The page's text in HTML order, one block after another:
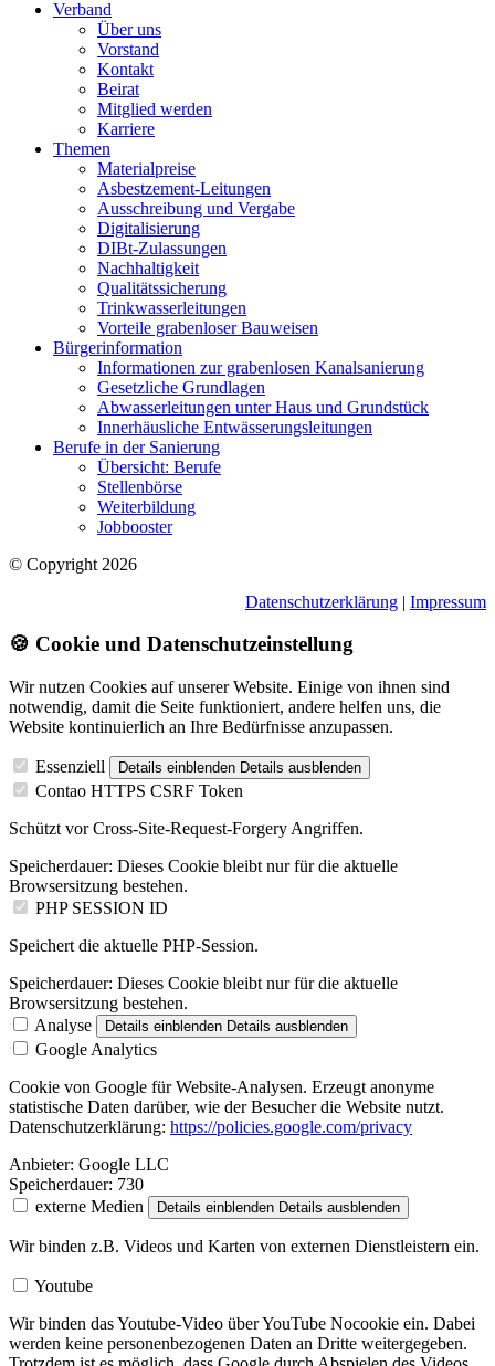
Verband
Über uns
Vorstand
Kontakt
Beirat
Mitglied werden
Karriere
Themen
Materialpreise
Asbestzement-Leitungen
Ausschreibung und Vergabe
Digitalisierung
DIBt-Zulassungen
Nachhaltigkeit
Qualitätssicherung
Trinkwasserleitungen
Vorteile grabenloser Bauweisen
Bürgerinformation
Informationen zur grabenlosen Kanalsanierung
Gesetzliche Grundlagen
Abwasserleitungen unter Haus und Grundstück
Innerhäusliche Entwässerungsleitungen
Berufe in der Sanierung
Übersicht: Berufe
Stellenbörse
Weiterbildung
Jobbooster
© Copyright 2026
Datenschutzerklärung | Impressum
🍪 Cookie und Datenschutzeinstellung
Wir nutzen Cookies auf unserer Website. Einige von ihnen sind
notwendig, damit die Seite funktioniert, andere helfen uns, die
Website kontinuierlich an Ihre Bedürfnisse anzupassen.
Essenziell Details einblenden Details ausblenden
Contao HTTPS CSRF Token
Schützt vor Cross-Site-Request-Forgery Angriffen.
Speicherdauer: Dieses Cookie bleibt nur für die aktuelle
Browsersitzung bestehen.
PHP SESSION ID
Speichert die aktuelle PHP-Session.
Speicherdauer: Dieses Cookie bleibt nur für die aktuelle
Browsersitzung bestehen.
Analyse
Details einblenden Details ausblenden
Google Analytics
Cookie von Google für Website-Analysen. Erzeugt anonyme
statistische Daten darüber, wie der Besucher die Website nutzt.
Datenschutzerklärung: https://policies.google.com/privacy
Anbieter: Google LLC
Speicherdauer: 730
externe Medien
Details einblenden Details ausblenden
Wir binden z.B. Videos und Karten von externen Dienstleistern ein.
Youtube
Wir binden das Youtube-Video über YouTube Nocookie ein. Dabei
werden keine personenbezogenen Daten an Dritte weitergegeben.